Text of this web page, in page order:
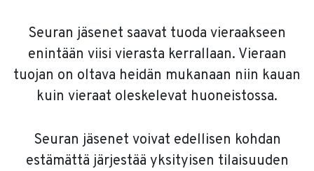
Seuran jäsenet saavat tuoda vieraakseen
enintään viisi vierasta kerrallaan. Vieraan
tuojan on oltava heidän mukanaan niin kauan
kuin vieraat oleskelevat huoneistossa.
Seuran jäsenet voivat edellisen kohdan
estämättä järjestää yksityisen tilaisuuden